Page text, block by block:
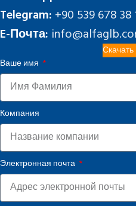
Telegram: +90 539 678 38
E-Почта:
Скачать
Ваше имя
Компания
Электронная почта